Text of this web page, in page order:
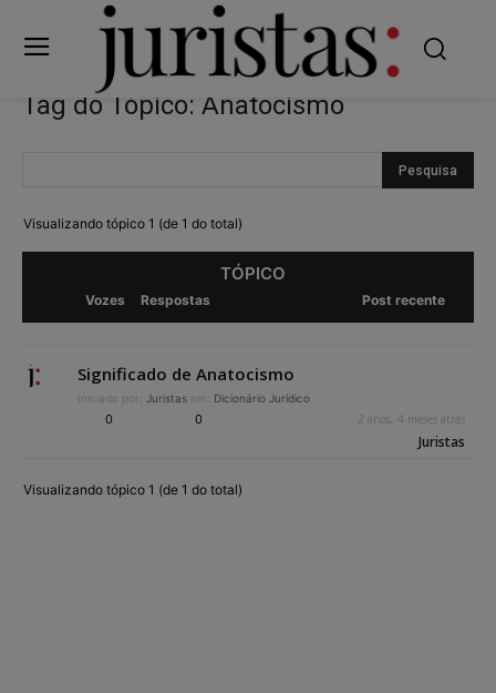
Tag do Tópico: Anatocismo
Visualizando tópico 1 (de 1 do total)
TÓPICO
Vozes Respostas Post recente
Significado de Anatocismo
Iniciado por: Juristas em: Dicionário Jurídico
0 0 2 anos, 4 meses atrás
Juristas
Visualizando tópico 1 (de 1 do total)